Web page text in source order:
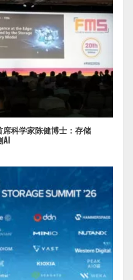
年企業のAI導入・活用に関
調査】AIを組織として導入で
いる企業は26.8％。AI導入企
68.0％が、自社でのAI導入・
は「上手くいっている」と回
2026/08/07/13:53:50
ッジワーク、AIエンジニア油
誠（@myui）が入社。「セール
エージェントOS」「営業領域
業界特化LLM」の開発とAI研究
発をリード
2026/08/07/10:54:31
席科学家陈健博士：存储
AI